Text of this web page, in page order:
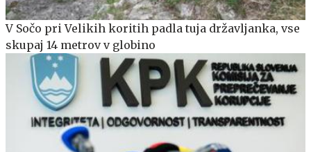
V Sočo pri Velikih koritih padla tuja državljanka, vse
skupaj 14 metrov v globino